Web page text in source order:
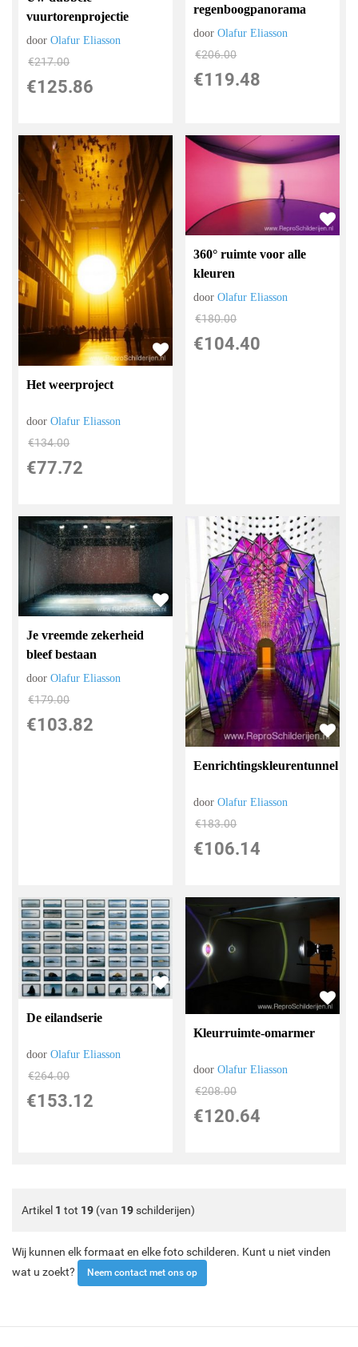
vuurtorenprojectie
doorOlafur Eliasson
€217.00
€125.86
regenboogpanorama
doorOlafur Eliasson
€206.00
€119.48
Het weerproject
doorOlafur Eliasson
€134.00
€77.72
360° ruimte voor alle
kleuren
doorOlafur Eliasson
€180.00
€104.40
Je vreemde zekerheid
bleef bestaan
doorOlafur Eliasson
€179.00
€103.82
Eenrichtingskleurentunnel
doorOlafur Eliasson
€183.00
€106.14
De eilandserie
doorOlafur Eliasson
€264.00
€153.12
Kleurruimte-omarmer
doorOlafur Eliasson
€208.00
€120.64
Artikel 1 tot 19 (van 19schilderijen)
Wij kunnen elk formaat en elke foto schilderen. Kunt u niet vinden
wat u zoekt?
Neem contact met ons op